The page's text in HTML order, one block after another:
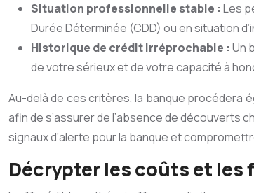
Situation professionnelle stable :Les
Durée Déterminée (CDD) ou en situation
Historique de crédit irréprochable :Un
de votre sérieux et de votre capacité à
Au-delà de ces critères, la banque procédera
afin de s’assurer de l’absence de découverts
signaux d’alerte pour la banque et
Décrypter les coûts et